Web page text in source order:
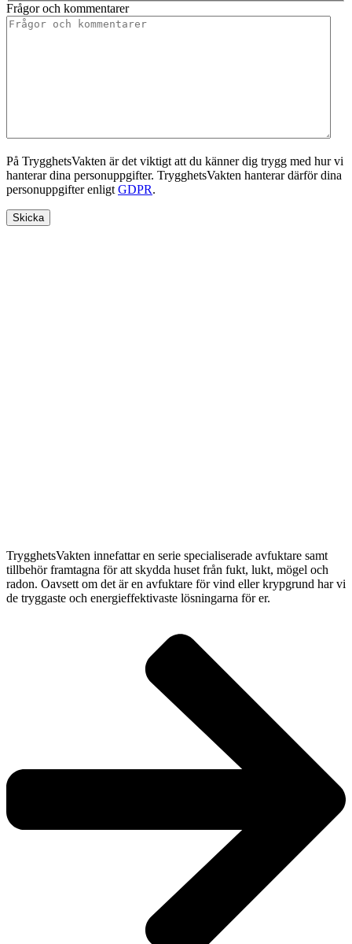
Frågor och kommentarer
På TrygghetsVakten är det viktigt att du känner dig trygg med hur vi
hanterar dina personuppgifter. TrygghetsVakten hanterar därför dina
personuppgifter enligt GDPR.
TrygghetsVakten innefattar en serie specialiserade avfuktare samt
tillbehör framtagna för att skydda huset från fukt, lukt, mögel och
radon. Oavsett om det är en avfuktare för vind eller krypgrund har vi
de tryggaste och energieffektivaste lösningarna för er.